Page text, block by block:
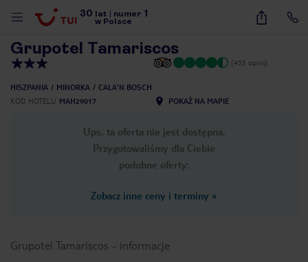
30 lat numer 1
w Polsce
28
Grupotel Tamariscos
(435 opinii)
HISZPANIA MINORKA
CALA'N BOSCH
KOD HOTELU MAH29017 POKAŻ NA MAPIE
Ups, ta oferta nie jest dostępna.
Przygotowaliśmy dla Ciebie
podobne oferty:
Zobacz inne ceny i terminy »
Grupotel Tamariscos - informacje